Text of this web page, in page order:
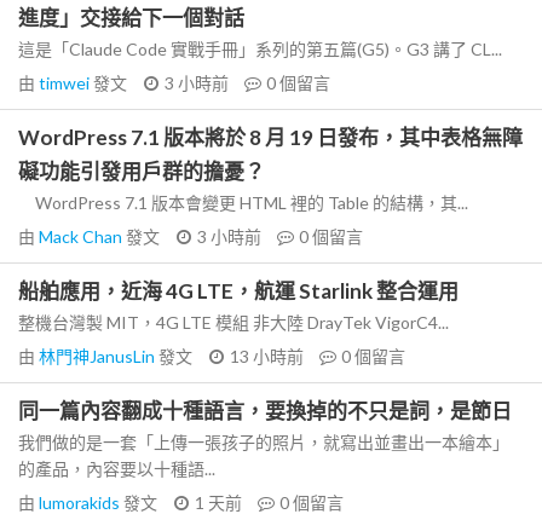
進度」交接給下一個對話
這是「Claude Code 實戰手冊」系列的第五篇(G5)。G3 講了 CL...
由 timwei發文 3 小時前 0個留言
WordPress 7.1 版本將於 8 月 19 日發布，其中表格無障
礙功能引發用戶群的擔憂？
WordPress 7.1 版本會變更 HTML 裡的 Table 的結構，其...
由 Mack Chan 發文 3 小時前 0個留言
船舶應用，近海 4G LTE，航運 Starlink 整合運用
整機台灣製 MIT，4G LTE 模組 非大陸 DrayTek VigorC4...
由 林門神JanusLin 發文 13 小時前 0個留言
同一篇內容翻成十種語言，要換掉的不只是詞，是節日
我們做的是一套「上傳一張孩子的照片，就寫出並畫出一本繪本」
的產品，內容要以十種語...
由 lumorakids 發文 1 天前 0個留言